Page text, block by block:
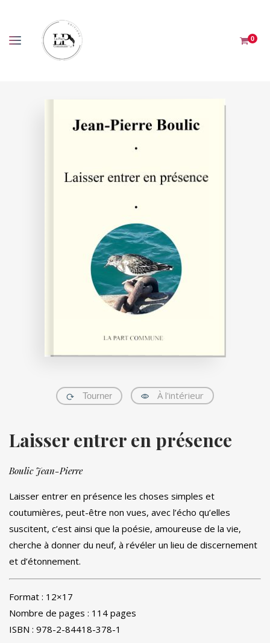
0
Tourner À l'intérieur
Laisser entrer en présence
Boulic Jean-Pierre
Laisser entrer en présence les choses simples et
coutumières, peut-être non vues, avec l’écho qu’elles
suscitent, c’est ainsi que la poésie, amoureuse de la vie,
cherche à donner du neuf, à révéler un lieu de discernement
et d’étonnement.
Format : 12×17
Nombre de pages : 114 pages
ISBN : 978-2-84418-378-1